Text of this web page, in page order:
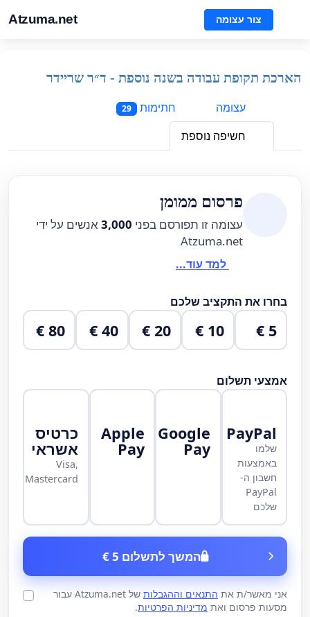
Atzuma.net צור עצומה
הארכת תקופת עבודה בשנה נוספת - ד״ר שריידר
עצומה
חתימות 29
חשיפה נוספת
פרסום ממומן
עצומה זו תפורסם בפני 3,000אנשים על ידי
Atzuma.net
למד עוד...
בחרו את התקציב שלכם
5 €
10 €
20 €
40 €
80 €
אמצעי תשלום
PayPal
שלמו
באמצעות
חשבון ה-
PayPal
שלכם
Google
Pay
Apple
Pay
כרטיס
אשראי
Visa,
Mastercard
המשך לתשלום 5 €
אני מאשר/ת את התנאים וההגבלות
של Atzuma.net עבור
מסעות פרסום ואת מדיניות הפרטיות.